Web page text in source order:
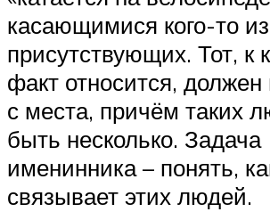
касающимися кого-то из
присутствующих. Тот, к
факт относится, должен
с места, причём таких
быть несколько. Задача
именинника – понять,
связывает этих людей.